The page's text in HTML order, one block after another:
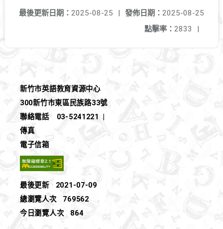
發佈日期： 2025-08-25
最後更新日期： 2025-08-25
|
點擊率： 2833 |
新竹市英語教育資源中心
300新竹市東區民族路33號
聯絡電話
03-5241221
傳真
電子信箱
最後更新
2021-07-09
總瀏覽人次
769562
今日瀏覽人次
864